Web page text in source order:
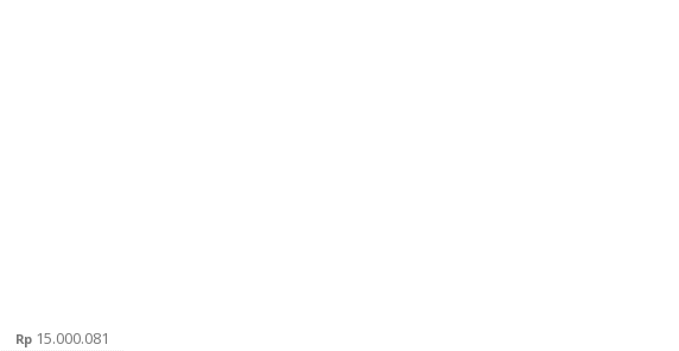
Rp 15.000.081